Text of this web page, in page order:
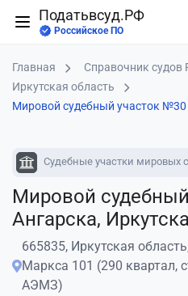
Податьвсуд.РФ
Российское ПО
Главная
Справочник судов
Иркутская область
Мировой судебный участок №30
Судебные участки мировых
Мировой
Ангарска,
665835, Иркутская
Маркса 101 (290 квартал,
АЭМЗ)